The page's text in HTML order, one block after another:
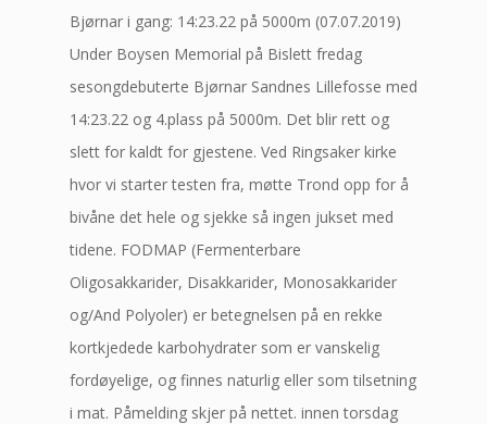
Bjørnar i gang: 14:23.22 på 5000m (07.07.2019)
Under Boysen Memorial på Bislett fredag
sesongdebuterte Bjørnar Sandnes Lillefosse med
14:23.22 og 4.plass på 5000m. Det blir rett og
slett for kaldt for gjestene. Ved Ringsaker kirke
hvor vi starter testen fra, møtte Trond opp for å
bivåne det hele og sjekke så ingen jukset med
tidene. FODMAP (Fermenterbare
Oligosakkarider, Disakkarider, Monosakkarider
og/And Polyoler) er betegnelsen på en rekke
kortkjedede karbohydrater som er vanskelig
fordøyelige, og finnes naturlig eller som tilsetning
i mat. Påmelding skjer på nettet. innen torsdag